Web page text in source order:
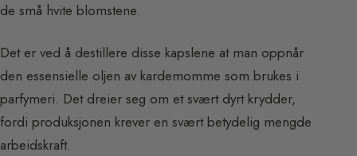
de små hvite blomstene.
Det er ved å destillere disse kapslene at man oppnår
den essensielle oljen av kardemomme som brukes i
parfymeri. Det dreier seg om et svært dyrt krydder,
fordi produksjonen krever en svært betydelig mengde
arbeidskraft.